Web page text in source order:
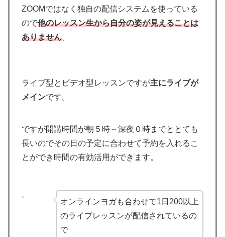
ZOOMではなく独自の配信システムを使っている
ので他のレッスン生から自分の姿が見えることは
ありません。
ライブ型とビデオ型レッスンですが主にライブが
メインです。
ですが開講時間が朝５時～深夜０時までととても
長いのでその日の予定に合わせて予約を入れるこ
とができ時間の有効活用ができます。
オンラインヨガも合わせて1日200以上
のライブレッスンが配信されているの
で